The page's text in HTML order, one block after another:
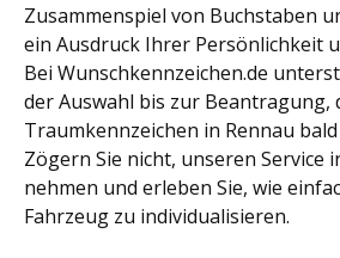
Zusammenspiel von Buchstaben
ein Ausdruck Ihrer Persönlichkeit
Bei Wunschkennzeichen.de
der Auswahl bis zur Beantragung,
Traumkennzeichen in Rennau
Zögern Sie nicht, unseren Service
nehmen und erleben Sie, wie
Fahrzeug zu individualisieren.